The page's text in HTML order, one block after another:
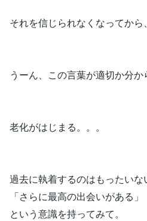
それを信じられなくなってから、
うーん、この言葉が適切か分か
老化がはじまる。。。
過去に執着するのはもったいな
「さらに最高の出会いがある」
という意識を持ってみて。